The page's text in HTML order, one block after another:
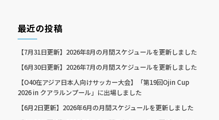
最近の投稿
【7月31日更新】2026年8月の月間スケジュールを更新しました
【6月30日更新】2026年7月の月間スケジュールを更新しました
【O40在アジア日本人向けサッカー大会】「第19回Ojin Cup
2026 in クアラルンプール」に出場しました
【6月2日更新】2026年6月の月間スケジュールを更新しました